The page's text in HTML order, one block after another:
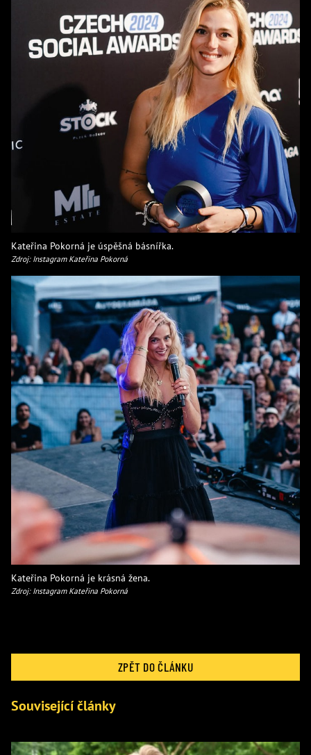
Kateřina Pokorná je úspěšná básnířka.
Zdroj: Instagram Kateřina Pokorná
Kateřina Pokorná je krásná žena.
Zdroj: Instagram Kateřina Pokorná
ZPĚT DO ČLÁNKU
Související články